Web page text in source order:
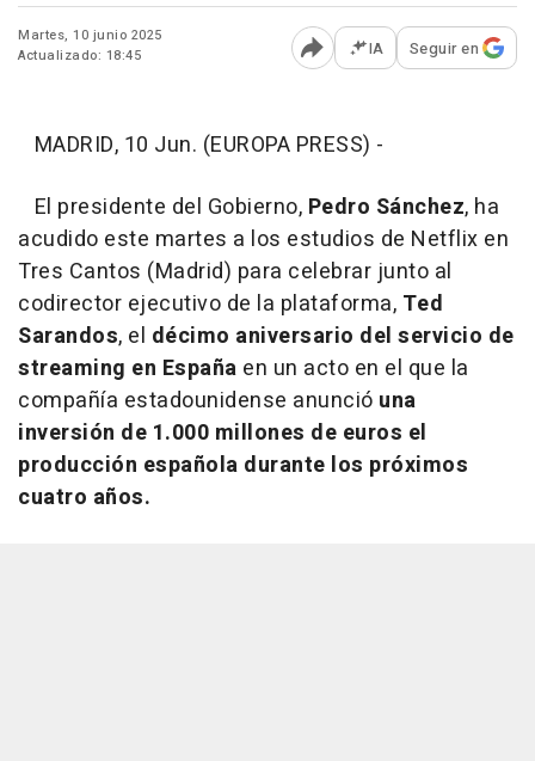
Martes, 10 junio 2025
Actualizado: 18:45
Abrir opciones para
IA Seguir en
MADRID, 10 Jun. (EUROPA PRESS) -
El presidente del Gobierno, Pedro Sánchez, ha
acudido este martes a los estudios de Netflix en
Tres Cantos (Madrid) para celebrar junto al
codirector ejecutivo de la plataforma, Ted
Sarandos, el décimo aniversario del servicio de
streaming en España en un acto en el que la
compañía estadounidense anunció una
inversión de 1.000 millones de euros el
producción española durante los próximos
cuatro años.